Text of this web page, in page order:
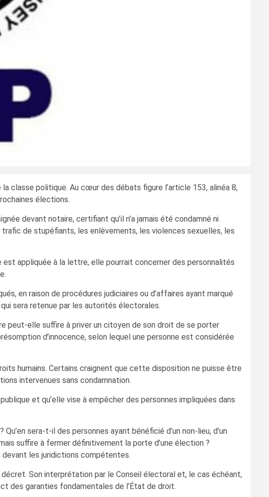
classe politique. Au cœur des débats figure l’article 153, alinéa 8,
élections.
devant notaire, certifiant qu’il n’a jamais été condamné ni
de stupéfiants, les enlèvements, les violences sexuelles, les
appliquée à la lettre, elle pourrait concerner des personnalités
en raison de procédures judiciaires ou d’affaires ayant marqué
sera retenue par les autorités électorales.
peut-elle suffire à priver un citoyen de son droit de se porter
d’innocence, selon lequel une personne est considérée
humains. Certains craignent que cette disposition ne puisse être
intervenues sans condamnation.
et qu’elle vise à empêcher des personnes impliquées dans
sera-t-il des personnes ayant bénéficié d’un non-lieu, d’un
suffire à fermer définitivement la porte d’une élection ?
devant les juridictions compétentes.
Son interprétation par le Conseil électoral et, le cas échéant,
des garanties fondamentales de l’État de droit.